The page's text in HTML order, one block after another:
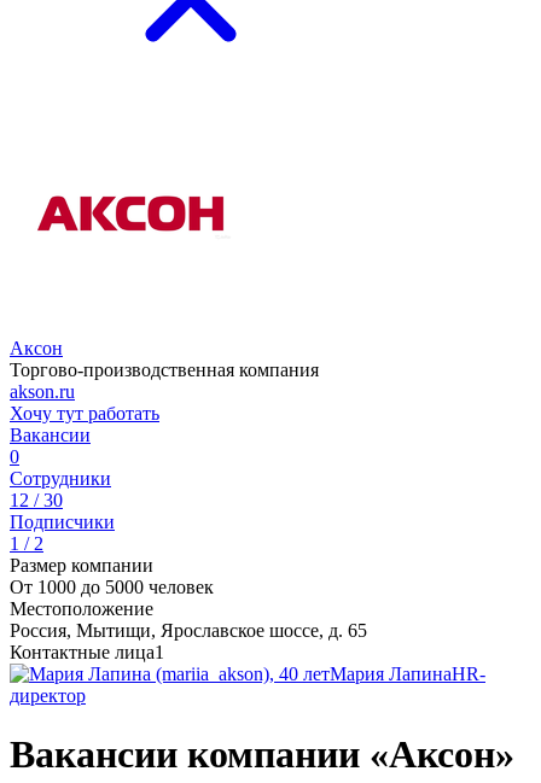
Аксон
Торгово-производственная компания
akson.ru
Хочу тут работать
Вакансии
0
Сотрудники
12 / 30
Подписчики
1 / 2
Размер компании
От 1000 до 5000 человек
Местоположение
Россия, Мытищи, Ярославское шоссе, д. 65
Контактные лица1
Мария ЛапинаHR-
директор
Вакансии компании «Аксон»